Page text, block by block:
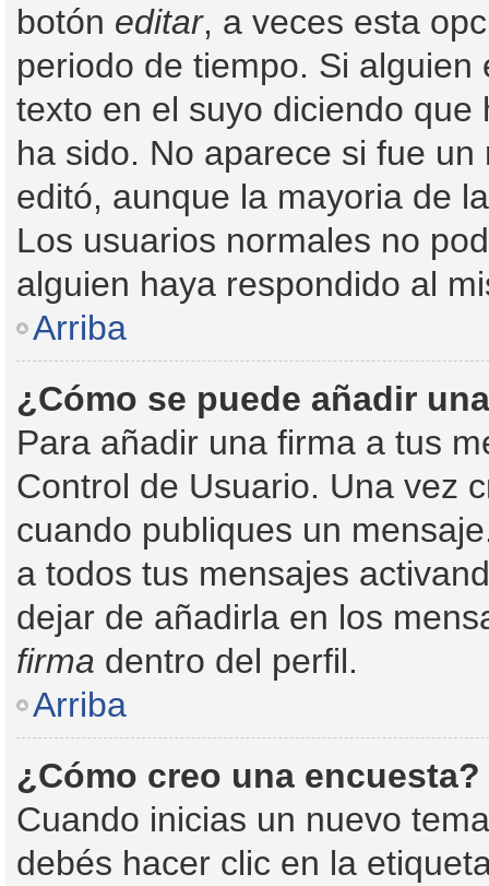
botón editar, a veces esta
periodo de tiempo. Si
texto en el suyo diciendo
ha sido. No aparece si fue
editó, aunque la mayoria de
Los usuarios normales no
alguien haya respondido al
Arriba
¿Cómo se puede añadir
Para añadir una firma a tus
Control de Usuario. Una vez
cuando publiques un
a todos tus mensajes
dejar de añadirla en los
firma dentro del perfil.
Arriba
¿Cómo creo una encuesta?
Cuando inicias un nuevo
debés hacer clic en la